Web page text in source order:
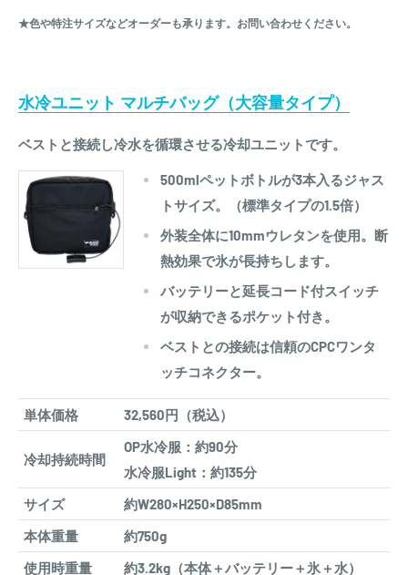
★色や特注サイズなどオーダーも承ります。お問い合わせください。
水冷ユニット マルチバッグ（大容量タイプ）
ベストと接続し冷水を循環させる冷却ユニットです。
500mlペットボトルが3本入るジャス
トサイズ。（標準タイプの1.5倍）
外装全体に10mmウレタンを使用。断
熱効果で氷が長持ちします。
バッテリーと延長コード付スイッチ
が収納できるポケット付き。
ベストとの接続は信頼のCPCワンタ
ッチコネクター。
単体価格 32,560円（税込）
冷却持続時間
OP水冷服：約90分
水冷服Light：約135分
サイズ
約W280×H250×D85mm
本体重量
約750g
使用時重量
約3.2kg（本体＋バッテリー＋氷＋水）